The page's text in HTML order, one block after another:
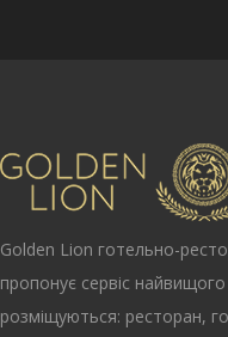
Golden Lion готельно-
пропонує сервіс найвищого
розміщуються: ресторан,